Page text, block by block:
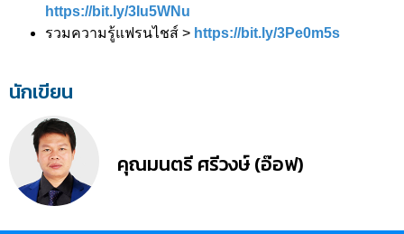
https://bit.ly/3Iu5WNu
รวมความรู้แฟรนไชส์ > https://bit.ly/3Pe0m5s
นักเขียน
คุณมนตรี ศรีวงษ์ (อ๊อฟ)